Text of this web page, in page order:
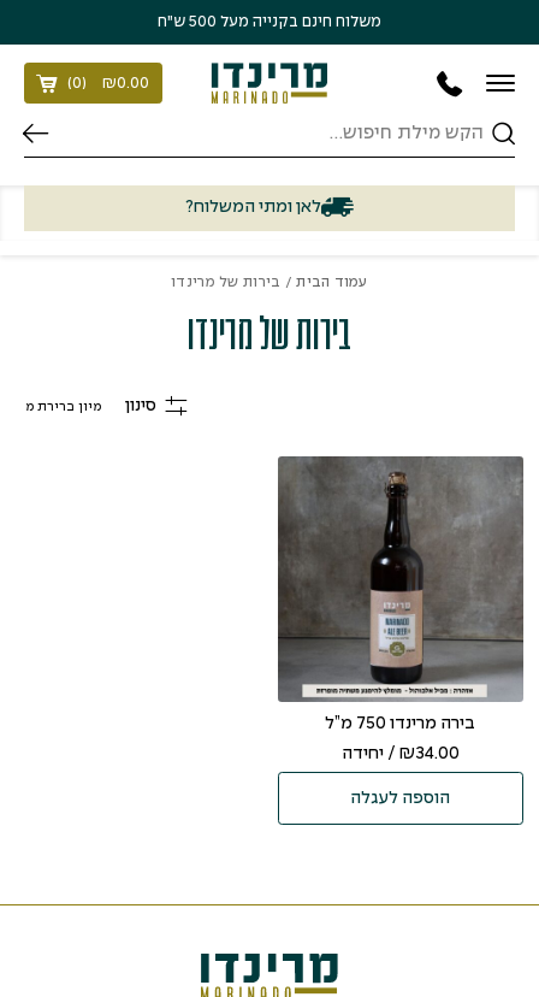
משלוח חינם בקנייה מעל 500 ש״ח
חיפוש
₪0.00
(
0
)
לאן ומתי המשלוח?
עמוד הבית/ בירות של מרינדו
בירות של מרינדו
סינון
בירה מרינדו 750 מ”ל
₪34.00 / יחידה
הוספה לעגלה